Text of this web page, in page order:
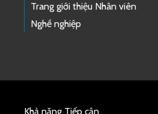
Trang giới thiệu Nhân viên
Nghề nghiệp
Khả năng Tiếp cận